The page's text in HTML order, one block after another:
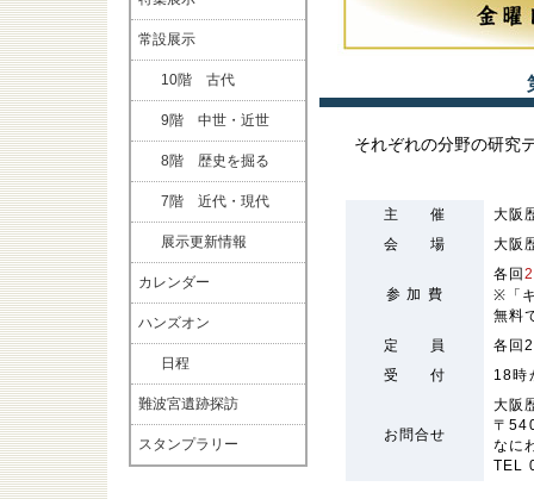
常設展示
10階 古代
9階 中世・近世
8階 歴史を掘る
7階 近代・現代
展示更新情報
カレンダー
ハンズオン
日程
難波宮遺跡探訪
スタンプラリー
それぞれの分野の研究
主 催
大阪
会 場
大
参 加 費
各回
※「
無料
定 員
各回
受 付
18時
お問合せ
大阪
〒
なに
TEL